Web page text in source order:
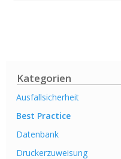
Kategorien
Ausfallsicherheit
Best Practice
Datenbank
Druckerzuweisung